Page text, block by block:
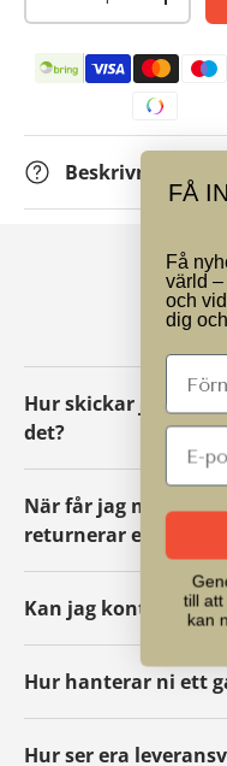
-
+
Betalningsmetoder
Beskrivning
Hur skickar jag
det?
När får jag mina
returnerar ett paket?
Kan jag kontakta er?
Hur hanterar ni ett
Hur ser era
FÅ
Få
värld –
och
dig
till att
kan